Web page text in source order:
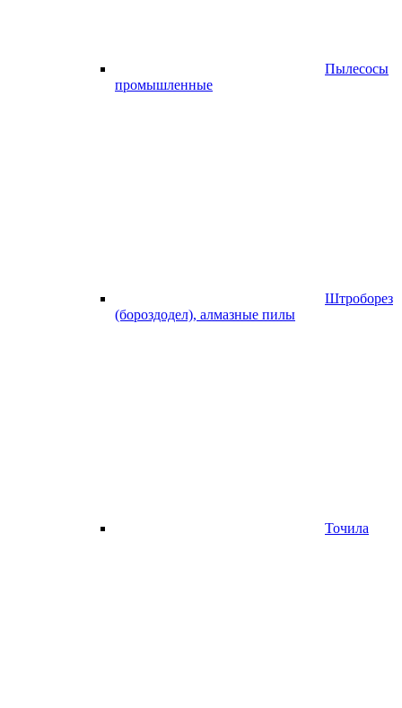
Пылесосы
промышленные
Штроборез
(бороздодел), алмазные пилы
Точила